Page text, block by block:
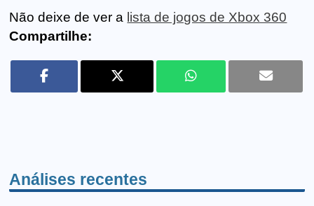
Não deixe de ver a lista de jogos de Xbox 360
Compartilhe:
Análises recentes